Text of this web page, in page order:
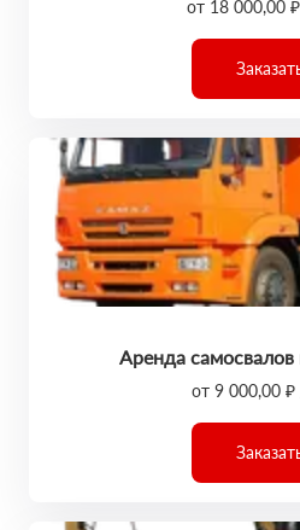
от 18 000,00
Аренда
от 9 000,00